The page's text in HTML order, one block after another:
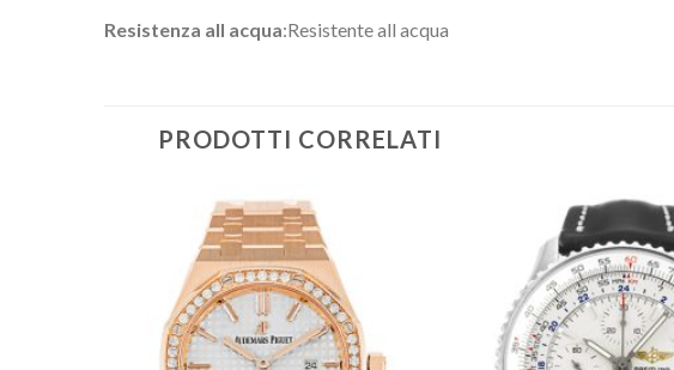
Resistenza all acqua:Resistente all acqua
PRODOTTI CORRELATI